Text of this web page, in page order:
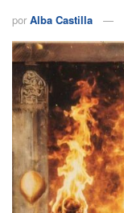
por Alba Castilla